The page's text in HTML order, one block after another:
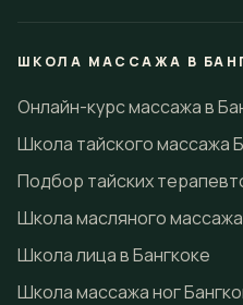
ШКОЛА МАССАЖА В
Онлайн-курс массажа в
Школа тайского массажа
Подбор тайских
Школа масляного массажа
Школа лица в Бангкоке
Школа массажа ног